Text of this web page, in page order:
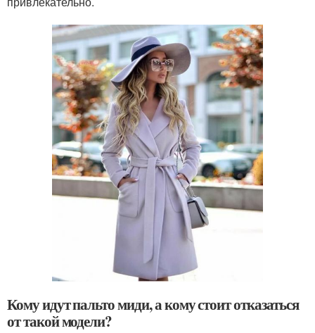
Кому идут пальто миди, а кому стоит отказаться
от такой модели?